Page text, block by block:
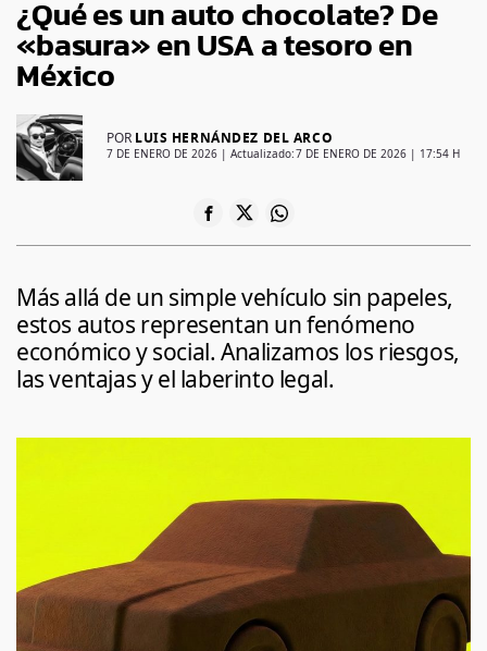
CURIOSIDADES
MARCAS
RANKINGS
SÍGUENOS
¿Qué es un auto chocolate? De
«basura» en USA a tesoro en
México
POR LUIS HERNÁNDEZ DEL ARCO
7 DE ENERO DE 2026 | Actualizado: 7 DE ENERO DE 2026 | 17:54 H
Más allá de un simple vehículo sin papeles,
estos autos representan un fenómeno
económico y social. Analizamos los riesgos,
las ventajas y el laberinto legal.